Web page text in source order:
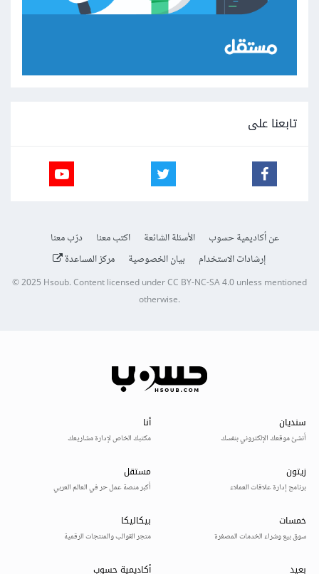
تابعنا على
عن أكاديمية حسوب الأسئلة الشائعة اكتب معنا
درّب معنا
إرشادات الاستخدام
بيان الخصوصية مركز المساعدة
© 2025Hsoub.Content licensed underCC BY-NC-SA 4.0unless mentioned
otherwise.